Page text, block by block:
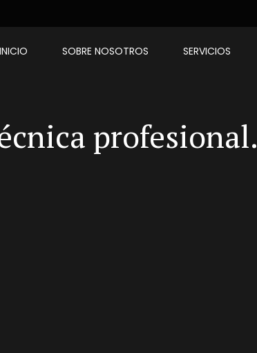
INICIO SOBRE NOSOTROS SERVICIOS
profesional.